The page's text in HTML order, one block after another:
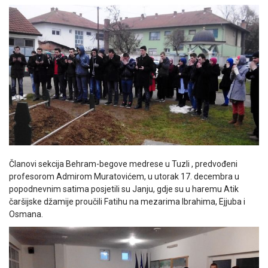
Članovi sekcija Behram-begove medrese u Tuzli , predvođeni
profesorom Admirom Muratovićem, u utorak 17. decembra u
popodnevnim satima posjetili su Janju, gdje su u haremu Atik
čaršijske džamije proučili Fatihu na mezarima Ibrahima, Ejjuba i
Osmana.